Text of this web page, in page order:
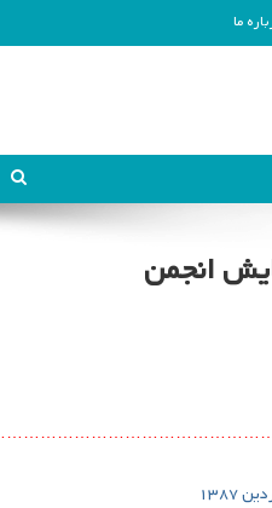
ما
درسی ایران
انجمن